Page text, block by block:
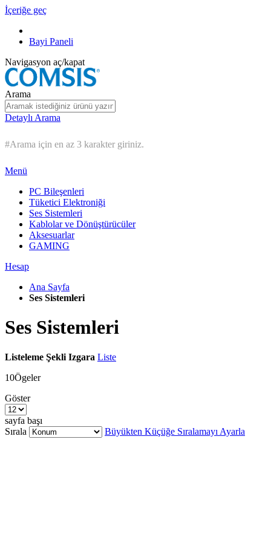
İçeriğe geç
Bayi Paneli
Navigasyon aç/kapat
Arama
Detaylı Arama
#Arama için en az 3 karakter giriniz.
Menü
PC Bileşenleri
Tüketici Elektroniği
Ses Sistemleri
Kablolar ve Dönüştürücüler
Aksesuarlar
GAMING
Hesap
Ana Sayfa
Ses Sistemleri
Ses Sistemleri
Listeleme Şekli Izgara Liste
10Ögeler
Göster
sayfa başı
Sırala
Büyükten Küçüğe Sıralamayı Ayarla